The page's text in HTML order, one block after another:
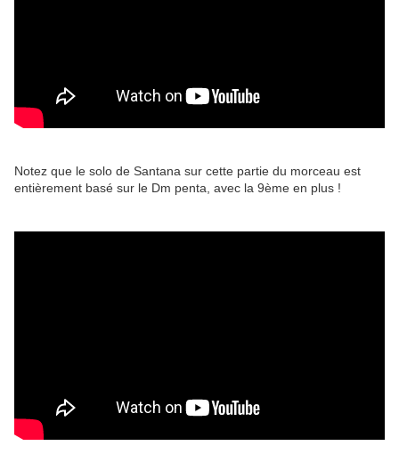
Notez que le solo de Santana sur cette partie du morceau est
entièrement basé sur le Dm penta, avec la 9ème en plus !